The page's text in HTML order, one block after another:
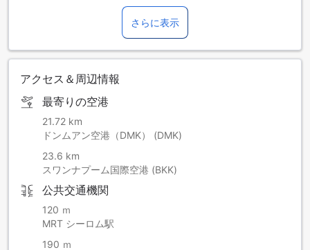
当施設のヘルスクラブ内にあるサウナおよび更衣室は、リニ
ューアル工事のため2025年7月20日まで一時的にご利用いた
だけません。より快適な設備をご提供するための改装となり
うお願い申し上げます。ご不明な点がございましたら、どう
さらに表示
アクセス＆周辺情報
最寄りの空港
21.72 km
ドンムアン空港（DMK） (DMK)
23.6 km
スワンナプーム国際空港 (BKK)
公共交通機関
120 ｍ
MRT シーロム駅
190 ｍ